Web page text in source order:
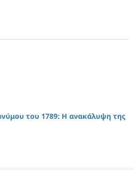
του 1789: Η ανακάλυψη της